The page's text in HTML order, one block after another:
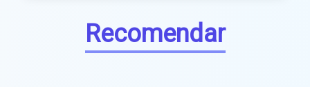
Recomendar